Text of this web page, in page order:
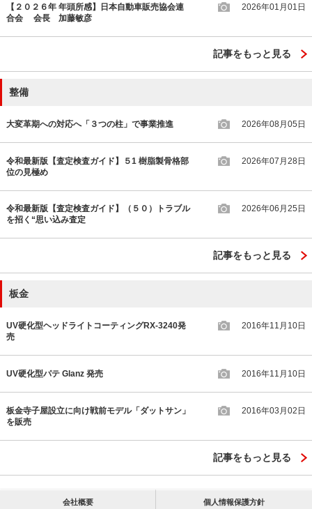
【２０２６年 年頭所感】日本自動車販売協会連
合会 会長 加藤敏彦
2026年01月01日
記事をもっと見る
整備
大変革期への対応へ「３つの柱」で事業推進 2026年08月05日
令和最新版【査定検査ガイド】５1 樹脂製骨格部
位の見極め
2026年07月28日
令和最新版【査定検査ガイド】（５０）トラブル
を招く“思い込み査定
2026年06月25日
記事をもっと見る
板金
UV硬化型ヘッドライトコーティングRX-3240発
売
2016年11月10日
UV硬化型パテ Glanz 発売 2016年11月10日
板金寺子屋設立に向け戦前モデル「ダットサン」
を販売
2016年03月02日
記事をもっと見る
会社概要 個人情報保護方針